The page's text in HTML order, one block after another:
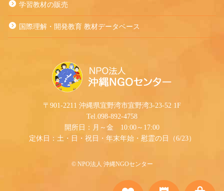
学習教材の販売
国際理解・開発教育 教材データベース
〒901-2211 沖縄県宜野湾市宜野湾3-23-52 1F
Tel.098-892-4758
開所日：月～金 10:00～17:00
定休日：土・日・祝日・年末年始・慰霊の日（6/23）
©︎ NPO法人 沖縄NGOセンター